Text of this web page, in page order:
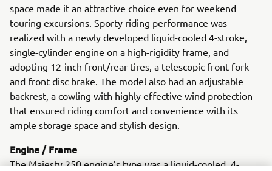
space made it an attractive choice even for weekend
touring excursions. Sporty riding performance was
realized with a newly developed liquid-cooled 4-stroke,
single-cylinder engine on a high-rigidity frame, and
adopting 12-inch front/rear tires, a telescopic front fork
and front disc brake. The model also had an adjustable
backrest, a cowling with highly effective wind protection
that ensured riding comfort and convenience with its
ample storage space and stylish design.
Engine / Frame
The Majesty 250 engine’s type was a liquid-cooled, 4-